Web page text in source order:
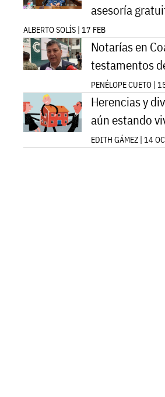
asesoría
ALBERTO SOLÍS | 17 FEB
Notarías en
testamentos
PENÉLOPE CUETO |
Herencias y
aún estando
EDITH GÁMEZ | 14